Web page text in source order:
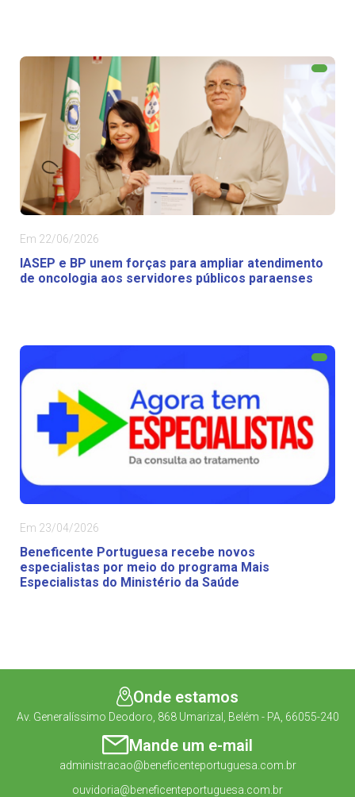
Em 22/06/2026
IASEP e BP unem forças para ampliar atendimento
de oncologia aos servidores públicos paraenses
Em 23/04/2026
Beneficente Portuguesa recebe novos
especialistas por meio do programa Mais
Especialistas do Ministério da Saúde
Onde estamos
Av. Generalíssimo Deodoro, 868 Umarizal, Belém - PA, 66055-240
Mande um e-mail
administracao@beneficenteportuguesa.com.br
ouvidoria@beneficenteportuguesa.com.br